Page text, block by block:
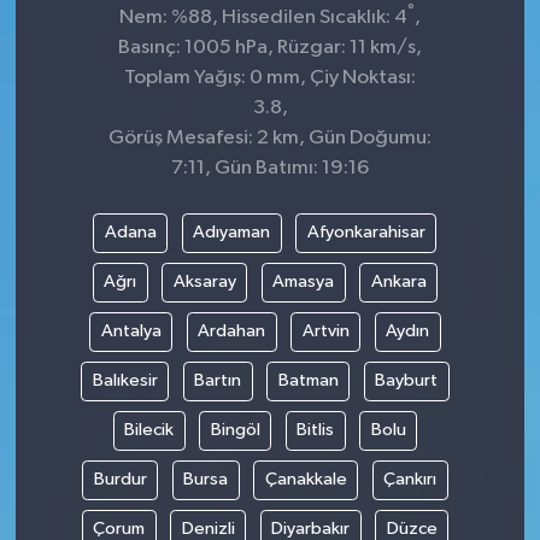
Nem: %88, Hissedilen Sıcaklık: 4° ,
Basınç: 1005 hPa, Rüzgar: 11 km/s,
Toplam Yağış: 0 mm, Çiy Noktası:
3.8,
Görüş Mesafesi: 2 km, Gün Doğumu:
7:11, Gün Batımı: 19:16
Adana Adıyaman Afyonkarahisar
Ağrı Aksaray Amasya Ankara
Antalya Ardahan Artvin Aydın
Balıkesir Bartın Batman Bayburt
Bilecik Bingöl Bitlis Bolu
Burdur Bursa Çanakkale Çankırı
Çorum Denizli Diyarbakır Düzce